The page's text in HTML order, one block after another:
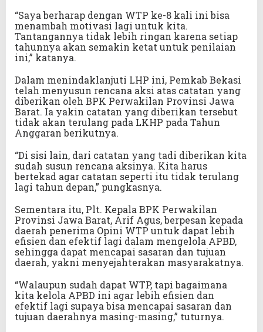
“Saya berharap dengan WTP ke-8 kali ini bisa
menambah motivasi lagi untuk kita.
Tantangannya tidak lebih ringan karena setiap
tahunnya akan semakin ketat untuk penilaian
ini,” katanya.
Dalam menindaklanjuti LHP ini, Pemkab Bekasi
telah menyusun rencana aksi atas catatan yang
diberikan oleh BPK Perwakilan Provinsi Jawa
Barat. Ia yakin catatan yang diberikan tersebut
tidak akan terulang pada LKHP pada Tahun
Anggaran berikutnya.
“Di sisi lain, dari catatan yang tadi diberikan kita
sudah susun rencana aksinya. Kita harus
bertekad agar catatan seperti itu tidak terulang
lagi tahun depan,” pungkasnya.
Sementara itu, Plt. Kepala BPK Perwakilan
Provinsi Jawa Barat, Arif Agus, berpesan kepada
daerah penerima Opini WTP untuk dapat lebih
efisien dan efektif lagi dalam mengelola APBD,
sehingga dapat mencapai sasaran dan tujuan
daerah, yakni menyejahterakan masyarakatnya.
“Walaupun sudah dapat WTP, tapi bagaimana
kita kelola APBD ini agar lebih efisien dan
efektif lagi supaya bisa mencapai sasaran dan
tujuan daerahnya masing-masing,” tuturnya.